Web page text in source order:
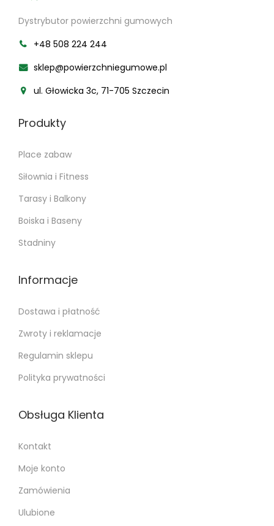
Dystrybutor powierzchni gumowych
+48 508 224 244
sklep@powierzchniegumowe.pl
ul. Głowicka 3c, 71-705 Szczecin
Produkty
Place zabaw
Siłownia i Fitness
Tarasy i Balkony
Boiska i Baseny
Stadniny
Informacje
Dostawa i płatność
Zwroty i reklamacje
Regulamin sklepu
Polityka prywatności
Obsługa Klienta
Kontakt
Moje konto
Zamówienia
Ulubione